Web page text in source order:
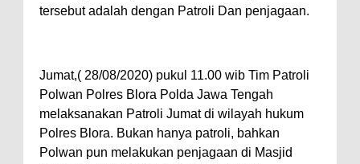
tersebut adalah dengan Patroli Dan penjagaan.
Jumat,( 28/08/2020) pukul 11.00 wib Tim Patroli
Polwan Polres Blora Polda Jawa Tengah
melaksanakan Patroli Jumat di wilayah hukum
Polres Blora. Bukan hanya patroli, bahkan
Polwan pun melakukan penjagaan di Masjid